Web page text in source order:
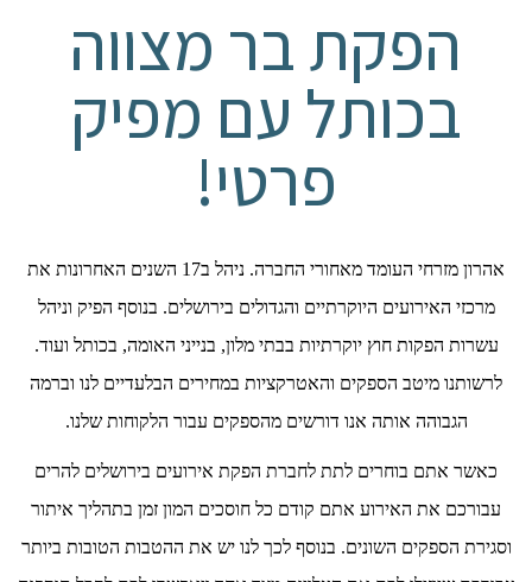
הפקת בר מצווה
בכותל עם מפיק
פרטי!
אהרון מזרחי העומד מאחורי החברה. ניהל ב17 השנים האחרונות את
מרכזי האירועים היוקרתיים והגדולים בירושלים. בנוסף הפיק וניהל
עשרות הפקות חוץ יוקרתיות בבתי מלון, בנייני האומה, בכותל ועוד.
לרשותנו מיטב הספקים והאטרקציות במחירים הבלעדיים לנו וברמה
הגבוהה אותה אנו דורשים מהספקים עבור הלקוחות שלנו.
כאשר אתם בוחרים לתת לחברת הפקת אירועים בירושלים להרים
עבורכם את האירוע אתם קודם כל חוסכים המון זמן בתהליך איתור
וסגירת הספקים השונים. בנוסף לכך לנו יש את ההטבות הטובות ביותר